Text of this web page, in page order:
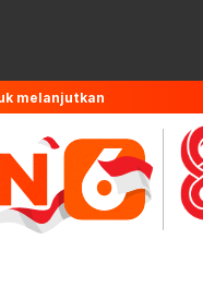
melanjutkan